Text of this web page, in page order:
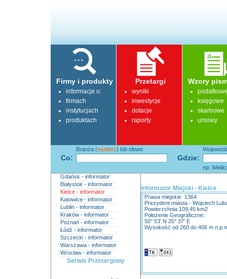
Firmy i produkty
informacje o:
firmach
instytucjach
produktach
Przetargi
wyniki
inwestycje
dotacje
raporty
Wzory
księgowe
skarbowe
umowy
Co: Gdzie:
Branża (wybierz) lub słowo
np:
Gdańsk - informator
Białystok - informator
Kielce - informator
Katowice - informator
Lublin - informator
Kraków - informator
Poznań - informator
Łódź - informator
Szczecin - informator
Warszawa - informator
Wrocław - informator
Serwis Przetargowy
Informator Miejski - Kielce
Prawa miejskie 1364
Prezydent miasta - Wojciech
Powierzchnia 109,45 km2
Położenie Geograficzne:
50° 53' N 20° 37' E
Wysokość od 260 do 406 m